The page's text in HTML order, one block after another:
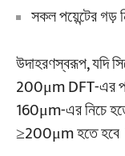
সকল পয়েন্টের গড়
উদাহরণস্বরূপ, যদি
200μm DFT-এর
160μm-এর নিচে
≥200μm হতে